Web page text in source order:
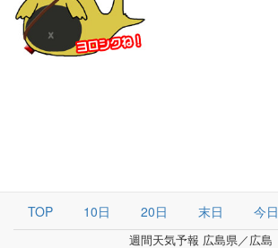
TOP 10日 20日 末日 今日
週間天気予報 広島県／広島